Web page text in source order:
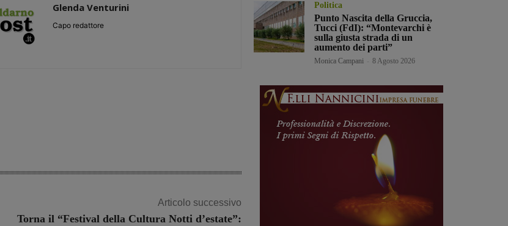
Glenda Venturini
Capo redattore
Articolo successivo
Torna il “Festival della Cultura Notti d’estate”:
Politica
Punto Nascita della Gruccia,
Tucci (FdI): “Montevarchi è
sulla giusta strada di un
aumento dei parti”
Monica Campani 8 Agosto 2026